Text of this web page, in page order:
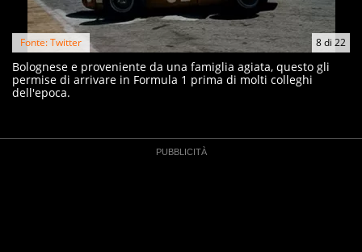
8di 22
Fonte: Twitter
Bolognese e proveniente da una famiglia agiata, questo gli
permise di arrivare in Formula 1 prima di molti colleghi
dell'epoca.